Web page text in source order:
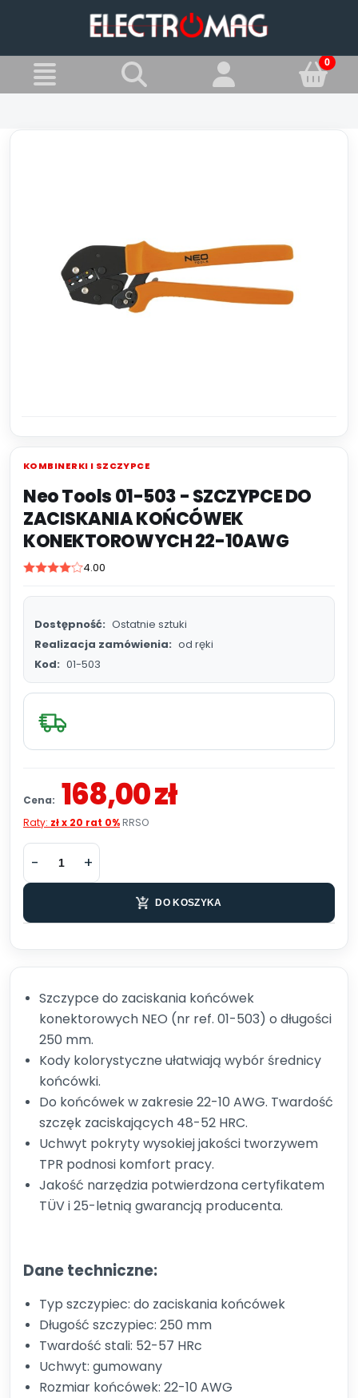
Kombinerki i szczypce
KOMBINERKI I SZCZYPCE
Neo Tools 01-503 - SZCZYPCE DO
ZACISKANIA KOŃCÓWEK
KONEKTOROWYCH 22-10AWG
4.00
Dostępność: Ostatnie sztuki
Realizacja zamówienia: od ręki
Kod: 01-503
Cena: 168,00 zł
Raty: zł x 20 rat 0% RRSO
DO KOSZYKA
Szczypce do zaciskania końcówek
konektorowych NEO (nr ref. 01-503) o długości
250 mm.
Kody kolorystyczne ułatwiają wybór średnicy
końcówki.
Do końcówek w zakresie 22-10 AWG. Twardość
szczęk zaciskających 48-52 HRC.
Uchwyt pokryty wysokiej jakości tworzywem
TPR podnosi komfort pracy.
Jakość narzędzia potwierdzona certyfikatem
TÜV i 25-letnią gwarancją producenta.
Dane techniczne:
Typ szczypiec: do zaciskania końcówek
Długość szczypiec: 250 mm
Twardość stali: 52-57 HRc
Uchwyt: gumowany
Rozmiar końcówek: 22-10 AWG